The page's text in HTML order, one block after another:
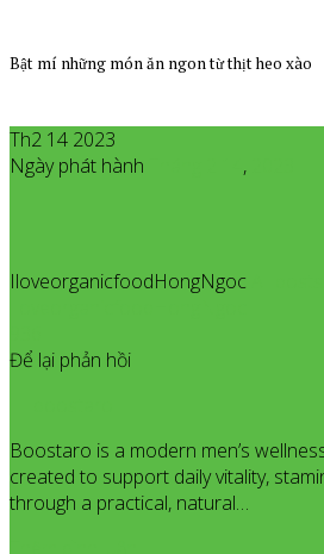
Bật mí những món ăn ngon từ thịt heo xào
Th2 14 2023
Ngày phát hành
,
IloveorganicfoodHongNgoc
Để lại phản hồi
Boostaro is a modern men’s
created to support daily vitality,
through a practical, natural…